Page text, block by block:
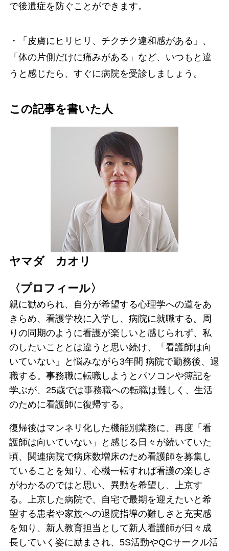
で後遺症を防ぐことができます。
・「皮膚にヒリヒリ、チクチク違和感がある」、
「体の片側だけに痛みがある」など、いつもと違
うと感じたら、すぐに病院を受診しましょう。
この記事を書いた人
ヤマダ カオリ
〈プロフィール〉
親に勧められ、自分が希望する心理学への道をあ
きらめ、看護学校に入学し、病院に就職する。周
りの同期のように看護が楽しいと感じられず、私
のしたいこととは違うと思い続け、「看護師は向
いていない」と悩みながら3年間 病院で勤務後、退
職する。事務職に転職しようとパソコンや簿記を
学ぶが、25歳では事務職への転職は難しく、生活
のために看護師に復帰する。
復帰後はマンネリ化した機能別業務に、再度「看
護師は向いていない」と感じる日々が続いていた
頃、関連病院で病床数増床のため看護師を募集し
ていることを知り、心機一転すれば看護の楽しさ
がわかるのではと思い、異動を希望し、上京す
る。上京した病院で、自宅で最期を迎えたいと希
望する患者や家族への退院指導の難しさと充実感
を知り、新人教育担当として新人看護師が日々成
長していく姿に励まされ、5S活動やQCサークル活